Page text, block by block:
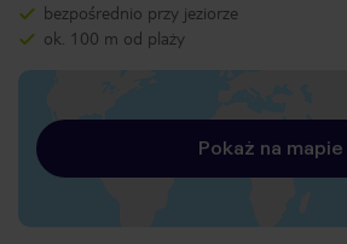
bezpośrednio przy jeziorze
ok. 100 m od plaży
Pokaż na mapie